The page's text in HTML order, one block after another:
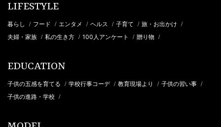
LIFESTYLE
暮らし / フード / エンタメ / ヘルス / 子育て / 旅・お出かけ /
夫婦・家族 / 私の生き方 / 100人アンケート / 贈り物 /
EDUCATION
子供の五感を育てる / 学校行事コーデ / 教育現場より / 子供の習い事 /
子供の進路・学校 /